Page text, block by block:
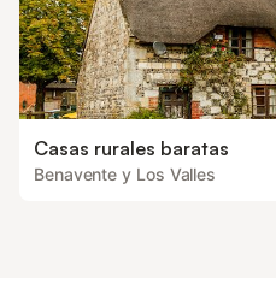
Casas rurales baratas
Benavente y Los Valles